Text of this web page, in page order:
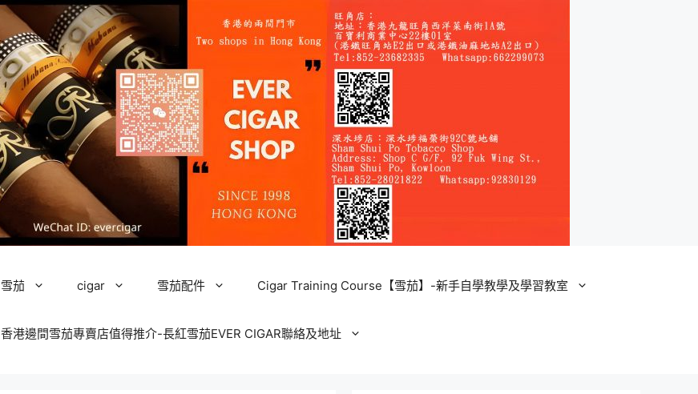
雪茄 cigar 雪茄配件 Cigar Training Course【雪茄】-新手自學教學及學習教室
香港邊間雪茄專賣店值得推介-長紅雪茄EVER CIGAR聯絡及地址